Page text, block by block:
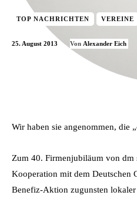
TOP NACHRICHTEN VEREINE
25. August 2013 Von Alexander Eich
Wir haben sie angenommen, die
Zum 40. Firmenjubiläum von dm
Kooperation mit dem Deutschen
Benefiz-Aktion zugunsten lokaler